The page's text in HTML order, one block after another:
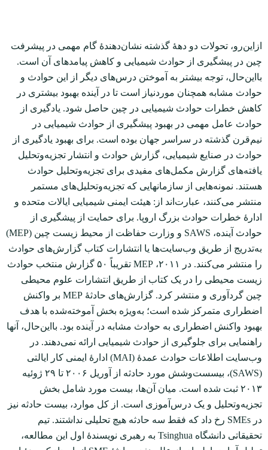
ازاین‌رو، تحولات دو دهۀ گذشته نشان‌دهندۀ گام مهمی در پیشرفت
چین در پیشگیری از حوادث شیمیایی و کاهش پیامدهای آن است.
بااین‌حال، توجه بیشتر به آموختن درس‌های دیگر از این حوادث و
حوادث مشابه همچنان موردنیاز است تا در آینده بهبود بیشتری در
کاهش خطرات حوادث شیمیایی در چین حاصل شود. یادگیری از
حوادث عامل مهمی در بهبود پیشگیری از حوادث شیمیایی در
نیم‌قرن گذشته در سراسر جهان بوده است. برای بهبود یادگیری از
حوادث در صنایع شیمیایی، گزارش حوادث و انتشار تجزیه‌و‌تحلیل
یافته‌های گزارش مکمل‌های مفیدی برای تجزیه‌و‌تحلیل حوادث
هستند. نمونه‌هایی از سازمان‏هایی که تجزیه‌و‌تحلیل‌های مستمر
منتشر می‌کنند، عبارت‌اند از: هیئت ایمنی شیمیایی ایالات متحده و
ادارۀ خطرات حوادث بزرگ اروپا. برای حمایت از پیشگیری از
حوادث آینده، SAWS و وزارت حفاظت از محیط زیست چین (MEP)
به‌تدریج از طریق وب‌سایت‌ها یا انتشارات کتاب گزارش‌های حوادث
را منتشر می‌کنند. در ۲۰۱۱، MEP تقریباً ۵۰ گزارش منتخب حوادث
زیست محیطی را در یک کتاب از طریق انتشارات علوم محیطی
چین گردآوری و منتشر کرد. گزارش‌های حادثۀ MEP بر واکنش
اضطراری متمرکز شده است؛ به‌ویژه بخش آموخته‌شده با هدف
بهبود واکنش اضطراری به حوادث مشابه در آینده بود. بااین‌حال، آن‏ها
راهنمایی برای جلوگیری از حوادث شیمیایی ارائه نمی‌دهند. در
وب‌سایت اطلاعات حوادث عمدۀ (MAI) ادارۀ ایمنی کار ایالتی
(SAWS)، بیسست‌وشش مورد حادثه از آوریل ۲۰۰۶ تا ۲۹ ژوئیه
۲۰۱۳ ثبت شده است. میان آن‌ها، بیست مورد شامل بخش
تجزیه‌و‌تحلیل و یک درس‌آموزی است. از کل موارد، بیست حادثه نیز
در SMEs رخ داد که فقط سه حادثه هیچ تحلیلی نداشتند. تیم
تحقیقاتی دانشگاه Tsinghua به رهبری نویسندۀ اول این مطالعه،